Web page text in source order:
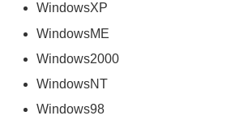
WindowsXP
WindowsME
Windows2000
WindowsNT
Windows98